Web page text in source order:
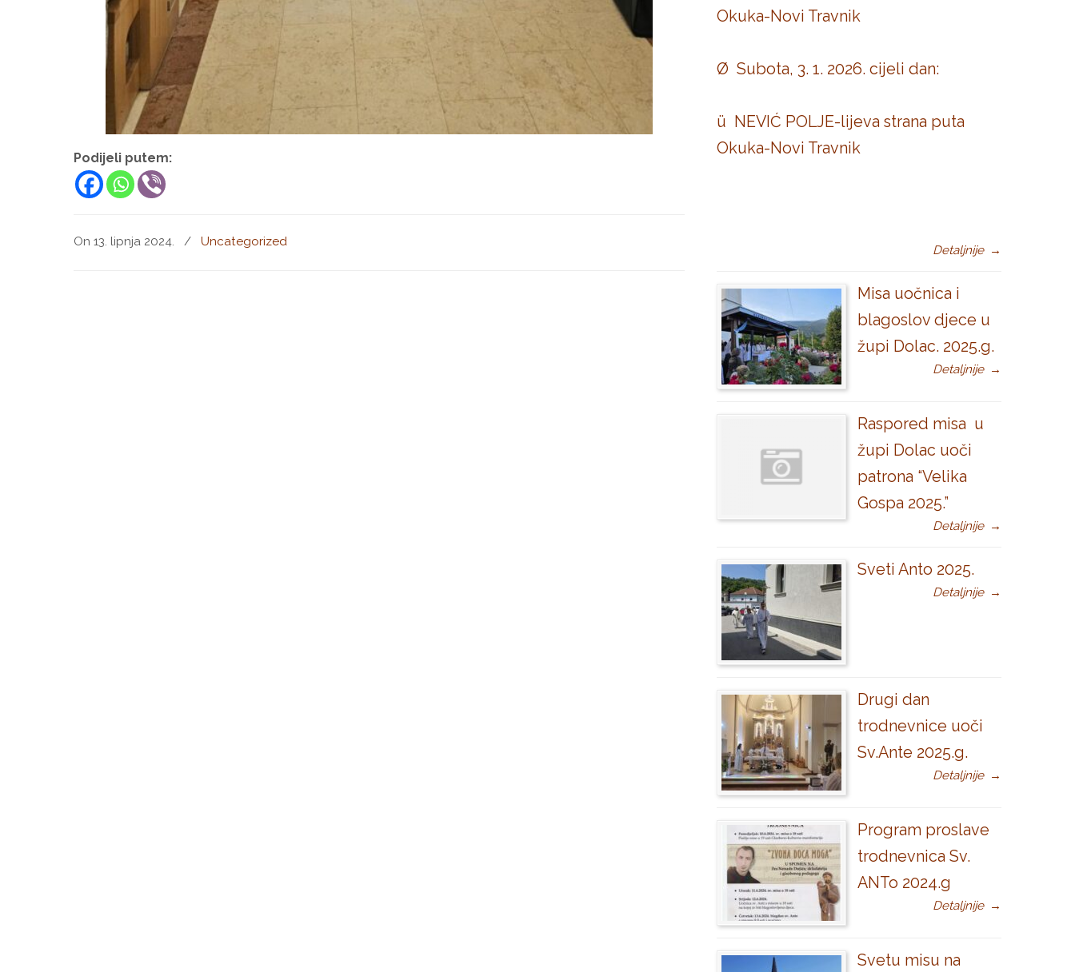
Podijeli putem:
On 13. lipnja 2024. / Uncategorized
Okuka-Novi Travnik
Ø Subota, 3. 1. 2026. cijeli dan:
ü NEVIĆ POLJE-lijeva strana puta
Okuka-Novi Travnik
Detaljnije →
Misa uočnica i
blagoslov djece u
župi Dolac. 2025.g.
Detaljnije →
Raspored misa u
župi Dolac uoči
patrona “Velika
Gospa 2025.”
Detaljnije →
Sveti Anto 2025.
Detaljnije →
Drugi dan
trodnevnice uoči
Sv.Ante 2025.g.
Detaljnije →
Program proslave
trodnevnica Sv.
ANTo 2024.g
Detaljnije →
Svetu misu na